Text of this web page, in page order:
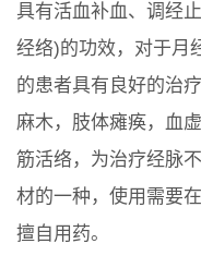
具有活血补血、调经
经络)的功效，对于月
的患者具有良好的治
麻木，肢体瘫痪，血
筋活络，为治疗经脉
材的一种，使用需要
擅自用药。